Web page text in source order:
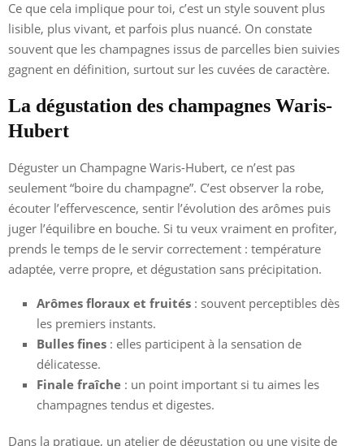
Ce que cela implique pour toi, c’est un style souvent plus
lisible, plus vivant, et parfois plus nuancé. On constate
souvent que les champagnes issus de parcelles bien suivies
gagnent en définition, surtout sur les cuvées de caractère.
La dégustation des champagnes Waris-
Hubert
Déguster un Champagne Waris-Hubert, ce n’est pas
seulement “boire du champagne”. C’est observer la robe,
écouter l’effervescence, sentir l’évolution des arômes puis
juger l’équilibre en bouche. Si tu veux vraiment en profiter,
prends le temps de le servir correctement : température
adaptée, verre propre, et dégustation sans précipitation.
Arômes floraux et fruités : souvent perceptibles dès
les premiers instants.
Bulles fines : elles participent à la sensation de
délicatesse.
Finale fraîche : un point important si tu aimes les
champagnes tendus et digestes.
Dans la pratique, un atelier de dégustation ou une visite de